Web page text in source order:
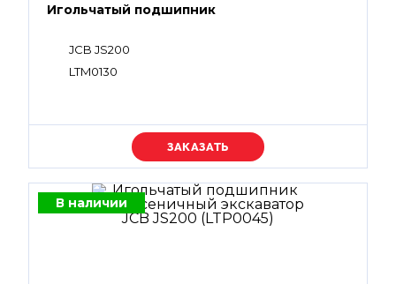
Игольчатый подшипник
JCB JS200
LTM0130
Уточняйте цену
В наличии